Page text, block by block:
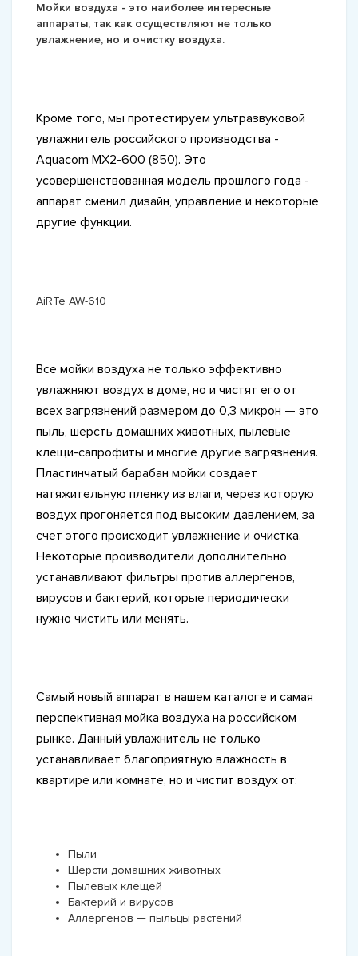
Мойки воздуха - это наиболее интересные
аппараты, так как осуществляют не только
увлажнение, но и очистку воздуха.
Кроме того, мы протестируем ультразвуковой
увлажнитель российского производства -
Aquacom MX2-600 (850). Это
усовершенствованная модель прошлого года -
аппарат сменил дизайн, управление и некоторые
другие функции.
AiRTe AW-610
Все мойки воздуха не только эффективно
увлажняют воздух в доме, но и чистят его от
всех загрязнений размером до 0,3 микрон — это
пыль, шерсть домашних животных, пылевые
клещи-сапрофиты и многие другие загрязнения.
Пластинчатый барабан мойки создает
натяжительную пленку из влаги, через которую
воздух прогоняется под высоким давлением, за
счет этого происходит увлажнение и очистка.
Некоторые производители дополнительно
устанавливают фильтры против аллергенов,
вирусов и бактерий, которые периодически
нужно чистить или менять.
Самый новый аппарат в нашем каталоге и самая
перспективная мойка воздуха на российском
рынке. Данный увлажнитель не только
устанавливает благоприятную влажность в
квартире или комнате, но и чистит воздух от:
Пыли
Шерсти домашних животных
Пылевых клещей
Бактерий и вирусов
Аллергенов — пыльцы растений